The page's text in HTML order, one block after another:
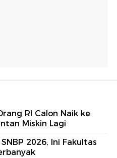
RI Calon Naik ke
Miskin Lagi
2026, Ini Fakultas